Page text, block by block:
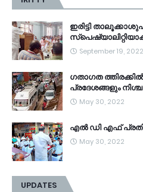
ഇരിട്ടി
September 19, 2022
ഗതാഗത
പ്രദേശങ്ങളും
May 30, 2022
എൽ ഡി എഫ്
May 30, 2022
UPDATES